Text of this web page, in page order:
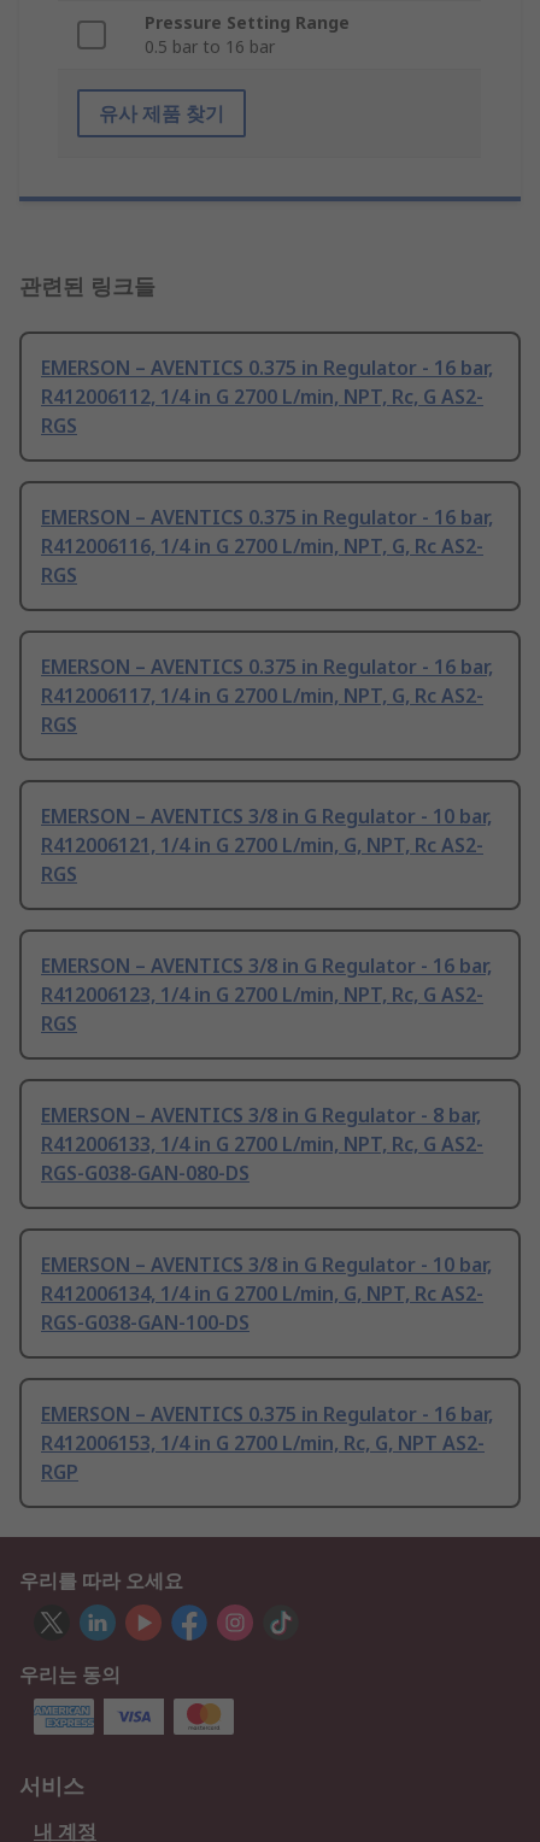
Pressure Setting Range
0.5 bar to 16 bar
유사 제품 찾기
관련된 링크들
EMERSON – AVENTICS 0.375 in Regulator - 16 bar,
R412006112, 1/4 in G 2700 L/min, NPT, Rc, G AS2-
RGS
EMERSON – AVENTICS 0.375 in Regulator - 16 bar,
R412006116, 1/4 in G 2700 L/min, NPT, G, Rc AS2-
RGS
EMERSON – AVENTICS 0.375 in Regulator - 16 bar,
R412006117, 1/4 in G 2700 L/min, NPT, G, Rc AS2-
RGS
EMERSON – AVENTICS 3/8 in G Regulator - 10 bar,
R412006121, 1/4 in G 2700 L/min, G, NPT, Rc AS2-
RGS
EMERSON – AVENTICS 3/8 in G Regulator - 16 bar,
R412006123, 1/4 in G 2700 L/min, NPT, Rc, G AS2-
RGS
EMERSON – AVENTICS 3/8 in G Regulator - 8 bar,
R412006133, 1/4 in G 2700 L/min, NPT, Rc, G AS2-
RGS-G038-GAN-080-DS
EMERSON – AVENTICS 3/8 in G Regulator - 10 bar,
R412006134, 1/4 in G 2700 L/min, G, NPT, Rc AS2-
RGS-G038-GAN-100-DS
EMERSON – AVENTICS 0.375 in Regulator - 16 bar,
R412006153, 1/4 in G 2700 L/min, Rc, G, NPT AS2-
RGP
우리를 따라 오세요
우리는 동의
서비스
내 계정